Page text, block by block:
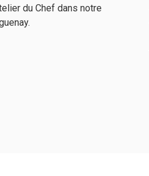
du Chef dans notre